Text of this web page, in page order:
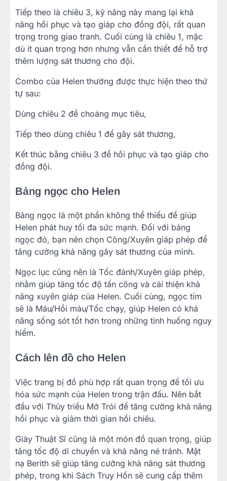
Tiếp theo là chiêu 3, kỹ năng này mang lại khả
năng hồi phục và tạo giáp cho đồng đội, rất quan
trọng trong giao tranh. Cuối cùng là chiêu 1, mặc
dù ít quan trọng hơn nhưng vẫn cần thiết để hỗ trợ
thêm lượng sát thương cho đội.
Combo của Helen thường được thực hiện theo thứ
tự sau:
Dùng chiêu 2 để choáng mục tiêu,
Tiếp theo dùng chiêu 1 để gây sát thương,
Kết thúc bằng chiêu 3 để hồi phục và tạo giáp cho
đồng đội.
Bảng ngọc cho Helen
Bảng ngọc là một phần không thể thiếu để giúp
Helen phát huy tối đa sức mạnh. Đối với bảng
ngọc đỏ, bạn nên chọn Công/Xuyên giáp phép để
tăng cường khả năng gây sát thương của mình.
Ngọc lục cũng nên là Tốc đánh/Xuyên giáp phép,
nhằm giúp tăng tốc độ tấn công và cải thiện khả
năng xuyên giáp của Helen. Cuối cùng, ngọc tím
sẽ là Máu/Hồi máu/Tốc chạy, giúp Helen có khả
năng sống sót tốt hơn trong những tình huống nguy
hiểm.
Cách lên đồ cho Helen
Việc trang bị đồ phù hợp rất quan trọng để tối ưu
hóa sức mạnh của Helen trong trận đấu. Nên bắt
đầu với Thủy triều Mở Trói để tăng cường khả năng
hồi phục và giảm thời gian hồi chiêu.
Giày Thuật Sĩ cũng là một món đồ quan trọng, giúp
tăng tốc độ di chuyển và khả năng né tránh. Mặt
nạ Berith sẽ giúp tăng cường khả năng sát thương
phép, trong khi Sách Truy Hồn sẽ cung cấp thêm